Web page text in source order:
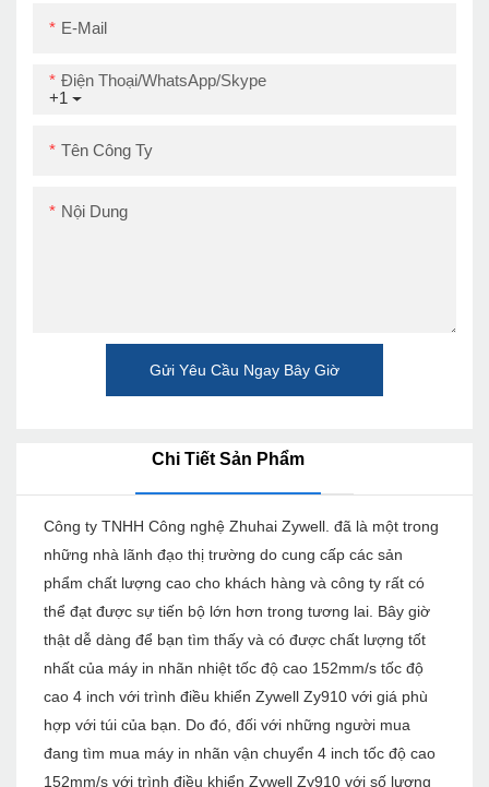
E-Mail
+1
Điện Thoại/WhatsApp/Skype
Tên Công Ty
Nội Dung
Gửi Yêu Cầu Ngay Bây Giờ
Chi Tiết Sản Phẩm
Công ty TNHH Công nghệ Zhuhai Zywell. đã là một trong
những nhà lãnh đạo thị trường do cung cấp các sản
phẩm chất lượng cao cho khách hàng và công ty rất có
thể đạt được sự tiến bộ lớn hơn trong tương lai. Bây giờ
thật dễ dàng để bạn tìm thấy và có được chất lượng tốt
nhất của máy in nhãn nhiệt tốc độ cao 152mm/s tốc độ
cao 4 inch với trình điều khiển Zywell Zy910 với giá phù
hợp với túi của bạn. Do đó, đối với những người mua
đang tìm mua máy in nhãn vận chuyển 4 inch tốc độ cao
152mm/s với trình điều khiển Zywell Zy910 với số lượng